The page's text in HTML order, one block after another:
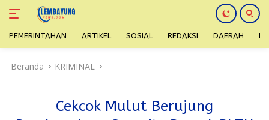
PEMERINTAHAN ARTIKEL SOSIAL REDAKSI DAERAH
Beranda KRIMINAL
Cekcok Mulut Berujung